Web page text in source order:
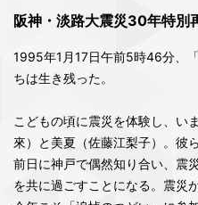
阪神・淡路大震災30年特別
1995年1月17日午前5時46分、
ちは生き残った。
こどもの頃に震災を体験し、い
來）と美夏（佐藤江梨子）。彼
前日に神戸で偶然知り合い、震
を共に過ごすことになる。震災